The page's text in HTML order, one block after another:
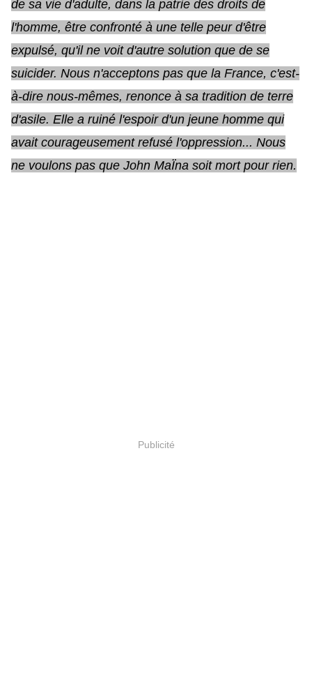
de sa vie d'adulte, dans la patrie des droits de
l'homme, être confronté à une telle peur d'être
expulsé, qu'il ne voit d'autre solution que de se
suicider. Nous n'acceptons pas que la France, c'est-
à-dire nous-mêmes, renonce à sa tradition de terre
d'asile. Elle a ruiné l'espoir d'un jeune homme qui
avait courageusement refusé l'oppression... Nous
ne voulons pas que John MaÏna soit mort pour rien.
Publicité